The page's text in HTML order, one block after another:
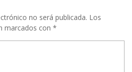
no será publicada. Los
marcados con *